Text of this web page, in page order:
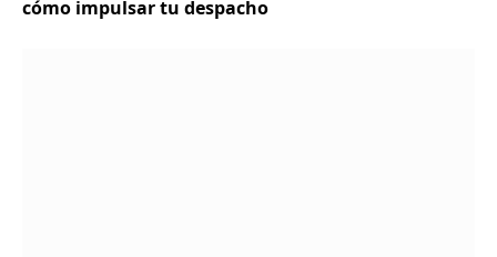
cómo impulsar tu despacho